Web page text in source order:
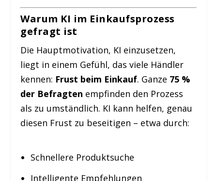
Warum KI im Einkaufsprozess
gefragt ist
Die Hauptmotivation, KI einzusetzen,
liegt in einem Gefühl, das viele Händler
kennen: Frust beim Einkauf. Ganze 75 %
der Befragten empfinden den Prozess
als zu umständlich. KI kann helfen, genau
diesen Frust zu beseitigen – etwa durch:
Schnellere Produktsuche
Intelligente Empfehlungen